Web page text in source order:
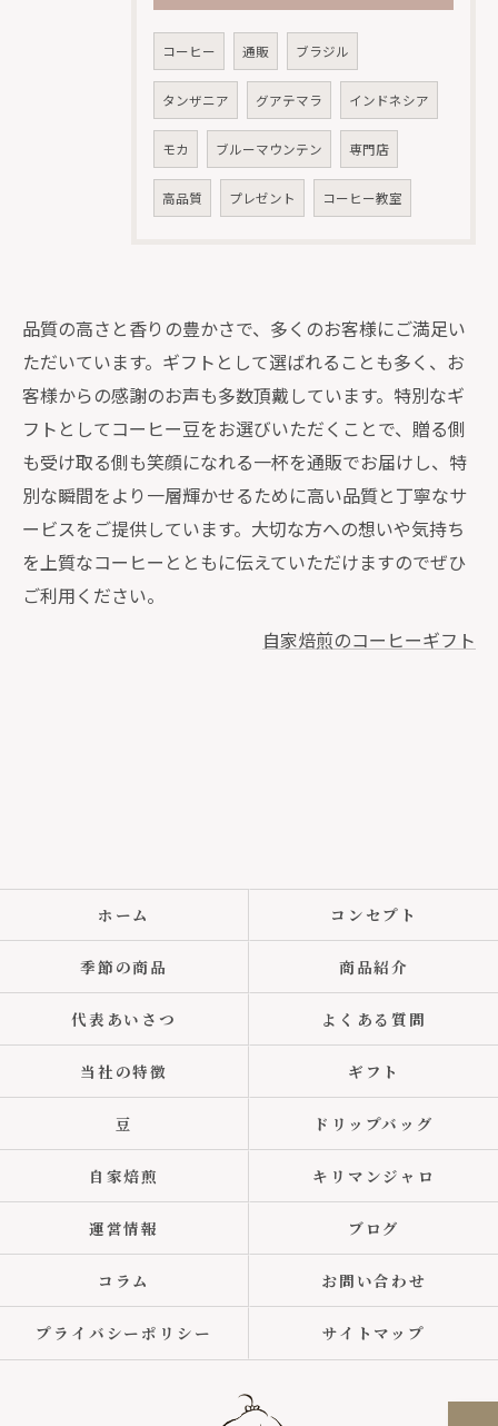
コーヒー 通販 ブラジル
タンザニア グアテマラ インドネシア
モカ ブルーマウンテン 専門店
高品質 プレゼント コーヒー教室
品質の高さと香りの豊かさで、多くのお客様にご満足い
ただいています。ギフトとして選ばれることも多く、お
客様からの感謝のお声も多数頂戴しています。特別なギ
フトとしてコーヒー豆をお選びいただくことで、贈る側
も受け取る側も笑顔になれる一杯を通販でお届けし、特
別な瞬間をより一層輝かせるために高い品質と丁寧なサ
ービスをご提供しています。大切な方への想いや気持ち
を上質なコーヒーとともに伝えていただけますのでぜひ
ご利用ください。
自家焙煎のコーヒーギフト
ホーム コンセプト
季節の商品 商品紹介
代表あいさつ よくある質問
当社の特徴 ギフト
豆 ドリップバッグ
自家焙煎 キリマンジャロ
運営情報 ブログ
コラム お問い合わせ
プライバシーポリシー サイトマップ